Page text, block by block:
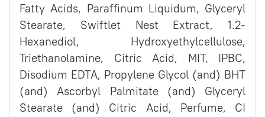
Fatty Acids, Paraffinum Liquidum, Glyceryl
Stearate, Swiftlet Nest Extract, 1.2-
Hexanediol, Hydroxyethylcellulose,
Triethanolamine, Citric Acid, MIT, IPBC,
Disodium EDTA, Propylene Glycol (and) BHT
(and) Ascorbyl Palmitate (and) Glyceryl
Stearate (and) Citric Acid, Perfume, CI